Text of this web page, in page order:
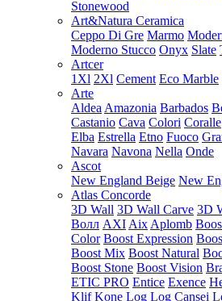
Stonewood
Art&Natura Ceramica
Ceppo Di Gre Marmo
Moderno Stucco Onyx Slate
Artcer
1Xl 2Xl Cement Eco Marble
Arte
Aldea Amazonia Barbados
Castanio Cava Colori Coralle
Elba Estrella Etno Fuoco
Navara Navona Nella Onde
Ascot
New England Beige New
Atlas Concorde
3D Wall 3D Wall Carve 3D
Волл AXI Aix Aplomb
Color Boost Expression
Boost Mix Boost Natural
Boost Stone Boost Vision
ETIC PRO Entice Exence
Klif Kone Log Log Cansei